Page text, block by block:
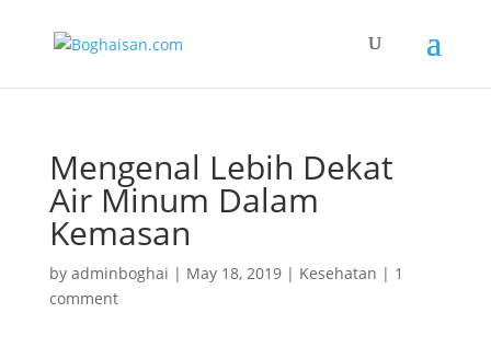
Mengenal Lebih Dekat
Air Minum Dalam
Kemasan
by adminboghai | May 18, 2019| Kesehatan | 1
comment